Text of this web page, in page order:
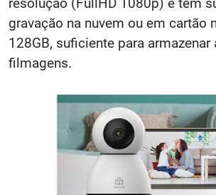
gravação na nuvem ou em cartão
128GB, suficiente para
filmagens.